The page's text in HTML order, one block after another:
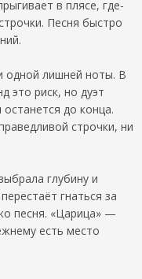
в плясе, где-
Песня быстро
одной лишней ноты. В
это риск, но дуэт
останется до конца.
строчки, ни
глубину и
гнаться за
песня. «Царица» —
есть место